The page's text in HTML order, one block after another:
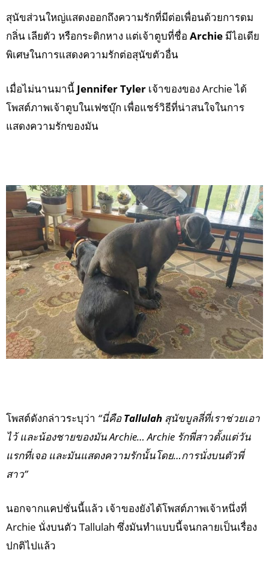
สุนัขส่วนใหญ่แสดงออกถึงความรักที่มีต่อเพื่อนด้วยการดม
กลิ่น เลียตัว หรือกระดิกหาง แต่เจ้าตูบที่ชื่อ Archie มีไอเดีย
พิเศษในการแสดงความรักต่อสุนัขตัวอื่น
เมื่อไม่นานมานี้ Jennifer Tyler เจ้าของของ Archie ได้
โพสต์ภาพเจ้าตูบในเฟซบุ๊ก เพื่อแชร์วิธีที่น่าสนใจในการ
แสดงความรักของมัน
โพสต์ดังกล่าวระบุว่า “นี่คือTallulah สุนัขบูลลี่ที่เราช่วยเอา
ไว้ และน้องชายของมัน Archie… Archie รักพี่สาวตั้งแต่วัน
แรกที่เจอ และมันแสดงความรักนั้นโดย…การนั่งบนตัวพี่
สาว”
นอกจากแคปชั่นนี้แล้ว เจ้าของยังได้โพสต์ภาพเจ้าหนึ่งที่
Archie นั่งบนตัว Tallulah ซึ่งมันทำแบบนี้จนกลายเป็นเรื่อง
ปกติไปแล้ว